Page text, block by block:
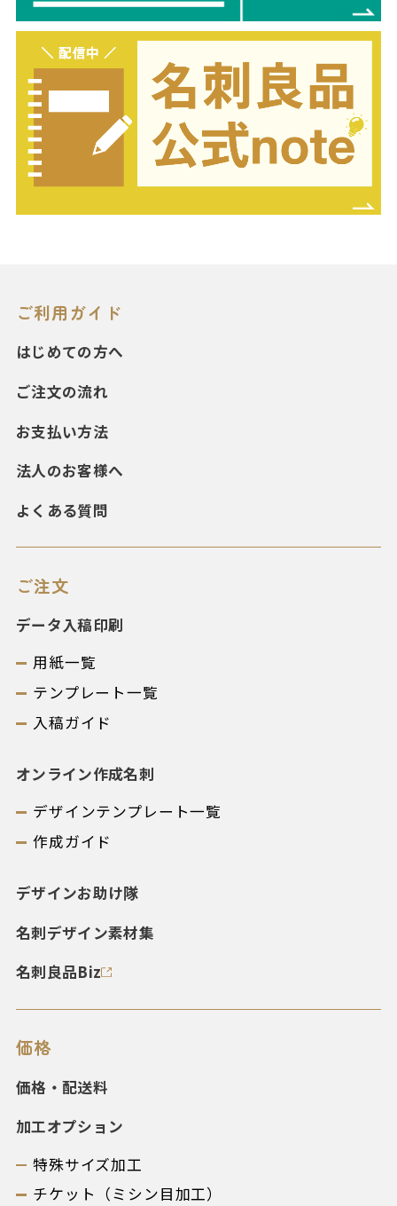
ご注文
データ入稿印刷
用紙一覧
テンプレート一覧
入稿ガイド
オンライン作成名刺
デザインテンプレート一覧
作成ガイド
デザインお助け隊
名刺デザイン素材集
名刺良品Biz
ご利用ガイド
はじめての方へ
ご注文の流れ
お支払い方法
法人のお客様へ
よくある質問
価格
価格・配送料
加工オプション
特殊サイズ加工
チケット（ミシン目加工）